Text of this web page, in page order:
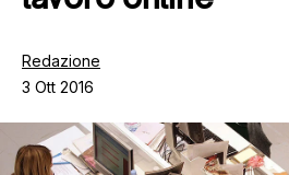
Chi siamo
Contatti
Redazione
3 Ott 2016